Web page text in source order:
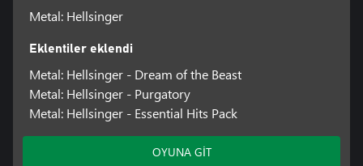
Metal: Hellsinger
Eklentiler eklendi
Metal: Hellsinger - Dream of the Beast
Metal: Hellsinger - Purgatory
Metal: Hellsinger - Essential Hits Pack
OYUNA GİT